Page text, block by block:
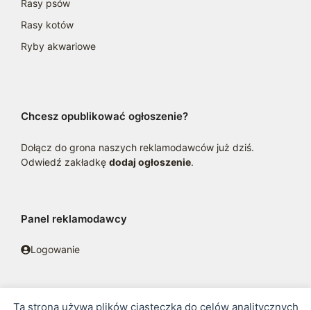
Ta strona używa plików ciasteczka do celów analitycznych
Rasy psów
Rasy kotów
Ryby akwariowe
Chcesz opublikować ogłoszenie?
Dołącz do grona naszych reklamodawców już dziś.
Odwiedź zakładkę dodaj ogłoszenie.
Panel reklamodawcy
Logowanie